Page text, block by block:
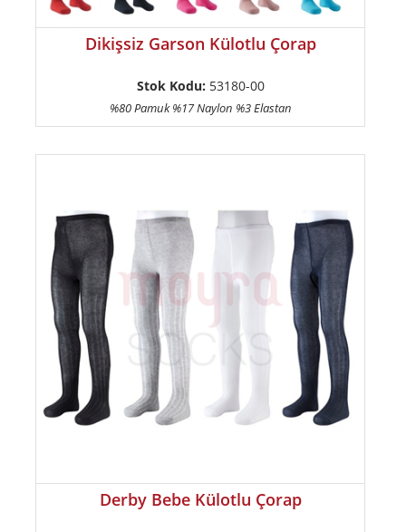
Dikişsiz Garson Külotlu Çorap
Stok Kodu: 53180-00
%80 Pamuk %17 Naylon %3 Elastan
Derby Bebe Külotlu Çorap